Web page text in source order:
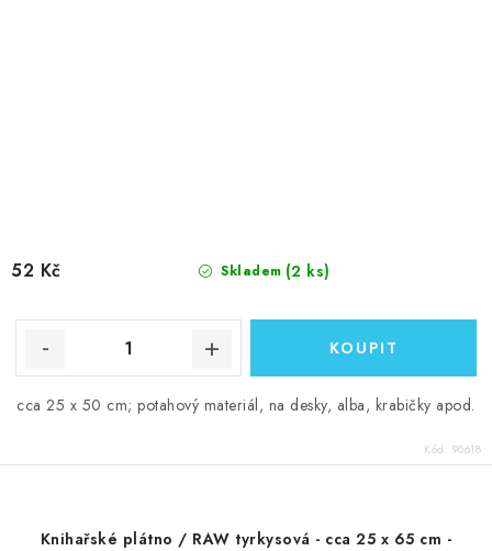
Skladem (2 ks)
52 Kč
cca 25 x 50 cm; potahový materiál, na desky, alba, krabičky apod.
Kód: 90618
Knihařské plátno / RAW tyrkysová - cca 25 x 65 cm -